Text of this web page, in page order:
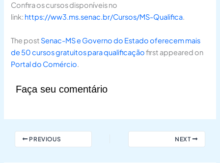
Confira os cursos disponíveis no
link: https://ww3.ms.senac.br/Cursos/MS-Qualifica.
The post Senac-MS e Governo do Estado oferecem mais
de 50 cursos gratuitos para qualificaçãofirst appeared on
Portal do Comércio.
Faça seu comentário
PREVIOUS NEXT